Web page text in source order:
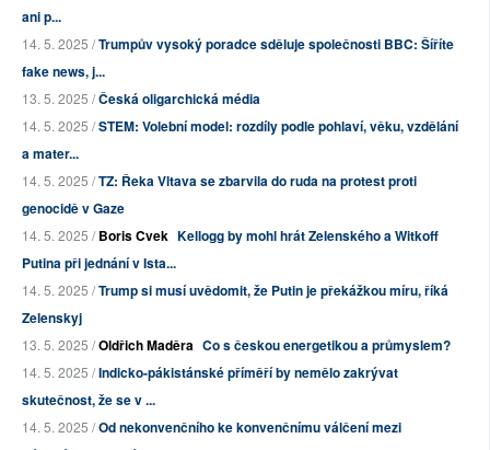
ani p...
14. 5. 2025 /Trumpův vysoký poradce sděluje společnosti BBC: Šíříte
fake news, j...
13. 5. 2025 /Česká oligarchická média
14. 5. 2025 /STEM: Volební model: rozdíly podle pohlaví, věku, vzdělání
a mater...
14. 5. 2025 /TZ: Řeka Vltava se zbarvila do ruda na protest proti
genocidě v Gaze
14. 5. 2025 /Boris Cvek Kellogg by mohl hrát Zelenského a Witkoff
Putina při jednání v Ista...
14. 5. 2025 /Trump si musí uvědomit, že Putin je překážkou míru, říká
Zelenskyj
13. 5. 2025 /Oldřich Maděra Co s českou energetikou a průmyslem?
14. 5. 2025 /Indicko-pákistánské příměří by nemělo zakrývat
skutečnost, že se v ...
14. 5. 2025 /Od nekonvenčního ke konvenčnímu válčení mezi